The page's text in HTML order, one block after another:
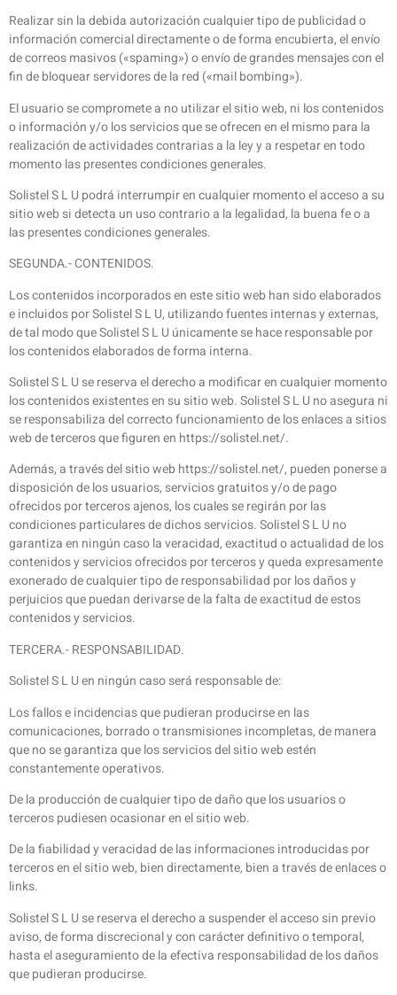
Realizar sin la debida autorización cualquier tipo de publicidad o
información comercial directamente o de forma encubierta, el envío
de correos masivos («spaming») o envío de grandes mensajes con el
fin de bloquear servidores de la red («mail bombing»).
El usuario se compromete a no utilizar el sitio web, ni los contenidos
o información y/o los servicios que se ofrecen en el mismo para la
realización de actividades contrarias a la ley y a respetar en todo
momento las presentes condiciones generales.
Solistel S L U podrá interrumpir en cualquier momento el acceso a su
sitio web si detecta un uso contrario a la legalidad, la buena fe o a
las presentes condiciones generales.
SEGUNDA.- CONTENIDOS.
Los contenidos incorporados en este sitio web han sido elaborados
e incluidos por Solistel S L U, utilizando fuentes internas y externas,
de tal modo que Solistel S L U únicamente se hace responsable por
los contenidos elaborados de forma interna.
Solistel S L U se reserva el derecho a modificar en cualquier momento
los contenidos existentes en su sitio web. Solistel S L U no asegura ni
se responsabiliza del correcto funcionamiento de los enlaces a sitios
web de terceros que figuren en https://solistel.net/.
Además, a través del sitio web https://solistel.net/, pueden ponerse a
disposición de los usuarios, servicios gratuitos y/o de pago
ofrecidos por terceros ajenos, los cuales se regirán por las
condiciones particulares de dichos servicios. Solistel S L U no
garantiza en ningún caso la veracidad, exactitud o actualidad de los
contenidos y servicios ofrecidos por terceros y queda expresamente
exonerado de cualquier tipo de responsabilidad por los daños y
perjuicios que puedan derivarse de la falta de exactitud de estos
contenidos y servicios.
TERCERA.- RESPONSABILIDAD.
Solistel S L U en ningún caso será responsable de:
Los fallos e incidencias que pudieran producirse en las
comunicaciones, borrado o transmisiones incompletas, de manera
que no se garantiza que los servicios del sitio web estén
constantemente operativos.
De la producción de cualquier tipo de daño que los usuarios o
terceros pudiesen ocasionar en el sitio web.
De la fiabilidad y veracidad de las informaciones introducidas por
terceros en el sitio web, bien directamente, bien a través de enlaces o
links.
Solistel S L U se reserva el derecho a suspender el acceso sin previo
aviso, de forma discrecional y con carácter definitivo o temporal,
hasta el aseguramiento de la efectiva responsabilidad de los daños
que pudieran producirse.